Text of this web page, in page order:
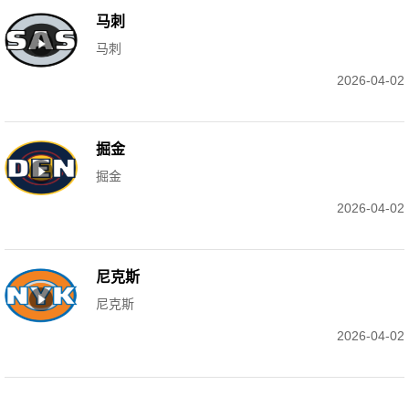
马刺
马刺
2026-04-02
掘金
掘金
2026-04-02
尼克斯
尼克斯
2026-04-02